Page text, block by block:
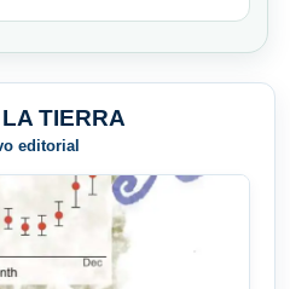
TIERRA
editorial